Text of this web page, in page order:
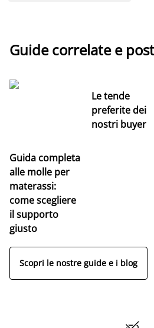
Guide correlate e
Guida completa
alle molle per
materassi:
come scegliere
il supporto
giusto
Le tende
preferite dei
nostri buyer
Scopri le nostre guide e i blog